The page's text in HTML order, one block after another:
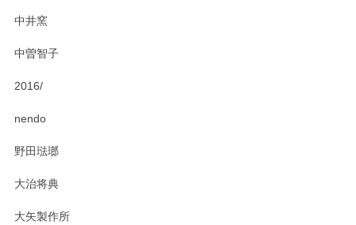
中井窯
中曽智子
2016/
nendo
野田琺瑯
大治将典
大矢製作所